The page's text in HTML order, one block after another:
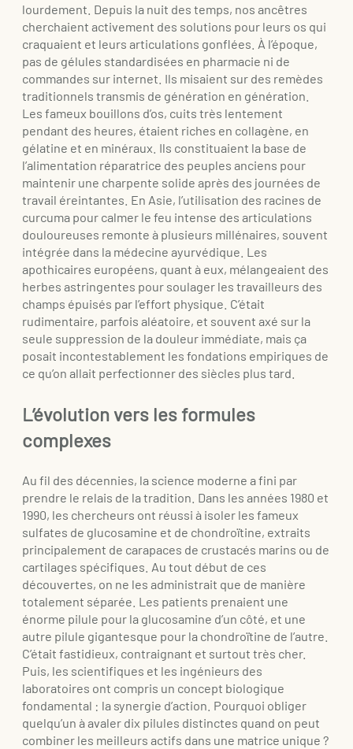
lourdement. Depuis la nuit des temps, nos ancêtres
cherchaient activement des solutions pour leurs os qui
craquaient et leurs articulations gonflées. À l’époque,
pas de gélules standardisées en pharmacie ni de
commandes sur internet. Ils misaient sur des remèdes
traditionnels transmis de génération en génération.
Les fameux bouillons d’os, cuits très lentement
pendant des heures, étaient riches en collagène, en
gélatine et en minéraux. Ils constituaient la base de
l’alimentation réparatrice des peuples anciens pour
maintenir une charpente solide après des journées de
travail éreintantes. En Asie, l’utilisation des racines de
curcuma pour calmer le feu intense des articulations
douloureuses remonte à plusieurs millénaires, souvent
intégrée dans la médecine ayurvédique. Les
apothicaires européens, quant à eux, mélangeaient des
herbes astringentes pour soulager les travailleurs des
champs épuisés par l’effort physique. C’était
rudimentaire, parfois aléatoire, et souvent axé sur la
seule suppression de la douleur immédiate, mais ça
posait incontestablement les fondations empiriques de
ce qu’on allait perfectionner des siècles plus tard.
L’évolution vers les formules
complexes
Au fil des décennies, la science moderne a fini par
prendre le relais de la tradition. Dans les années 1980 et
1990, les chercheurs ont réussi à isoler les fameux
sulfates de glucosamine et de chondroïtine, extraits
principalement de carapaces de crustacés marins ou de
cartilages spécifiques. Au tout début de ces
découvertes, on ne les administrait que de manière
totalement séparée. Les patients prenaient une
énorme pilule pour la glucosamine d’un côté, et une
autre pilule gigantesque pour la chondroïtine de l’autre.
C’était fastidieux, contraignant et surtout très cher.
Puis, les scientifiques et les ingénieurs des
laboratoires ont compris un concept biologique
fondamental : la synergie d’action. Pourquoi obliger
quelqu’un à avaler dix pilules distinctes quand on peut
combiner les meilleurs actifs dans une matrice unique ?